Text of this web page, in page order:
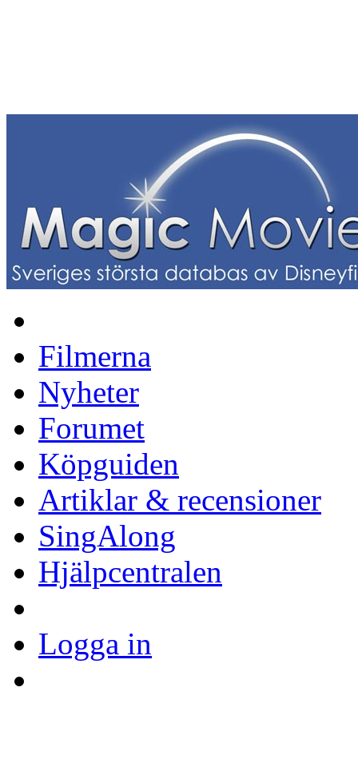
Filmerna
Nyheter
Forumet
Köpguiden
Artiklar & recensioner
SingAlong
Hjälpcentralen
Logga in